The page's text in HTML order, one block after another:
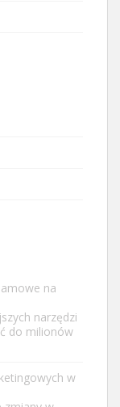
na
narzędzi
do milionów
w